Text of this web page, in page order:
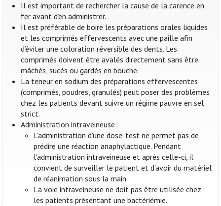
Il est important de rechercher la cause de la carence en
fer avant d’en administrer.
Il est préférable de boire les préparations orales liquides
et les comprimés effervescents avec une paille afin
d’éviter une coloration réversible des dents. Les
comprimés doivent être avalés directement sans être
mâchés, sucés ou gardés en bouche.
La teneur en sodium des préparations effervescentes
(comprimés, poudres, granulés) peut poser des problèmes
chez les patients devant suivre un régime pauvre en sel
strict.
Administration intraveineuse:
L'administration d'une dose-test ne permet pas de
prédire une réaction anaphylactique. Pendant
l'administration intraveineuse et après celle-ci, il
convient de surveiller le patient et d'avoir du matériel
de réanimation sous la main.
La voie intraveineuse ne doit pas être utilisée chez
les patients présentant une bactériémie.